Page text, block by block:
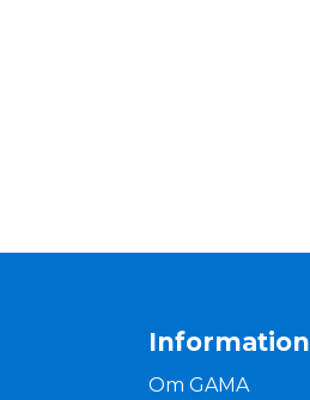
Information
Om GAMA